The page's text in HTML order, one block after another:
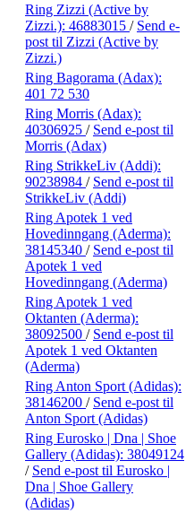
Ring Zizzi (Active by
Zizzi.): 46883015 / Send e-
post til Zizzi (Active by
Zizzi.)
Ring Bagorama (Adax):
401 72 530
Ring Morris (Adax):
40306925 / Send e-post til
Morris (Adax)
Ring StrikkeLiv (Addi):
90238984 / Send e-post til
StrikkeLiv (Addi)
Ring Apotek 1 ved
Hovedinngang (Aderma):
38145340 / Send e-post til
Apotek 1 ved
Hovedinngang (Aderma)
Ring Apotek 1 ved
Oktanten (Aderma):
38092500 / Send e-post til
Apotek 1 ved Oktanten
(Aderma)
Ring Anton Sport (Adidas):
38146200 / Send e-post til
Anton Sport (Adidas)
Ring Eurosko | Dna | Shoe
Gallery (Adidas): 38049124
/ Send e-post til Eurosko |
Dna | Shoe Gallery
(Adidas)